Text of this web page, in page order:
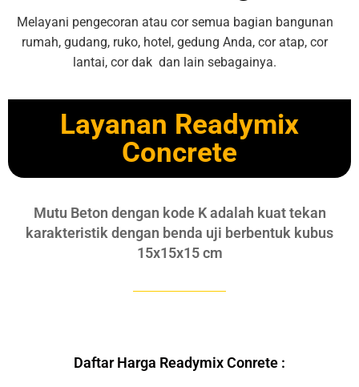
Melayani pengecoran atau cor semua bagian bangunan
rumah, gudang, ruko, hotel, gedung Anda, cor atap, cor
lantai, cor dak dan lain sebagainya.
Layanan Readymix
Concrete
Mutu Beton dengan kode K adalah kuat tekan
karakteristik dengan benda uji berbentuk kubus
15x15x15 cm
Daftar Harga Readymix Conrete :